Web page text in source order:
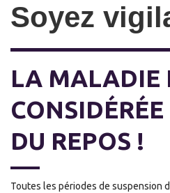
Soyez
LA MALADIE
DU REPOS !
Toutes les périodes de suspension